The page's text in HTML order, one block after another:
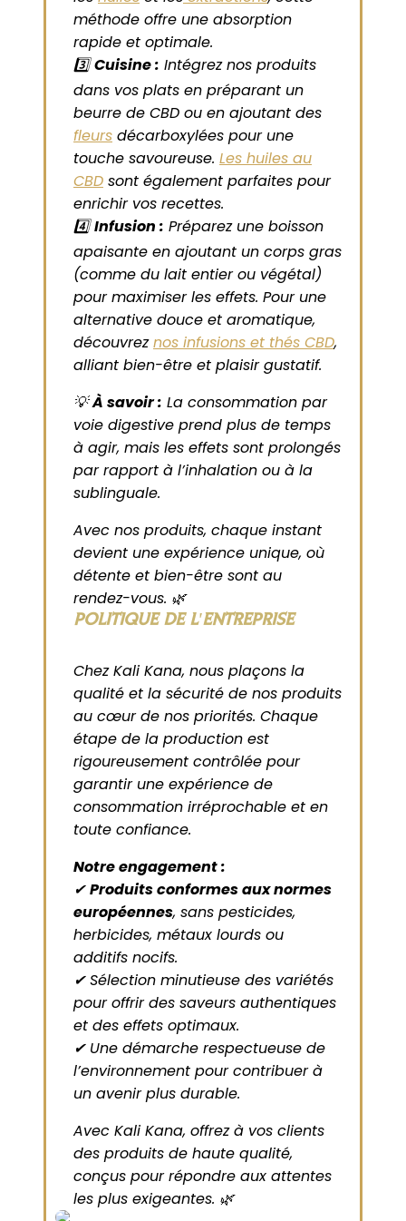
méthode offre une absorption
rapide et optimale.
3️⃣Cuisine : Intégrez nos produits
dans vos plats en préparant un
beurre de CBD ou en ajoutant des
fleurs décarboxylées pour une
touche savoureuse. Les huiles au
CBD sont également parfaites pour
enrichir vos recettes.
4️⃣Infusion : Préparez une boisson
apaisante en ajoutant un corps gras
(comme du lait entier ou végétal)
pour maximiser les effets. Pour une
alternative douce et aromatique,
découvreznos infusions et thés CBD,
alliant bien-être et plaisir gustatif.
💡À savoir : La consommation par
voie digestive prend plus de temps
à agir, mais les effets sont prolongés
par rapport à l’inhalation ou à la
sublinguale.
Avec nos produits, chaque instant
devient une expérience unique, où
détente et bien-être sont au
rendez-vous. 🌿
POLITIQUE DE L'ENTREPRISE
Chez Kali Kana, nous plaçons la
qualité et la sécurité de nos produits
au cœur de nos priorités. Chaque
étape de la production est
rigoureusement contrôlée pour
garantir une expérience de
consommation irréprochable et en
toute confiance.
Notre engagement :
✔Produits conformes aux normes
européennes, sans pesticides,
herbicides, métaux lourds ou
additifs nocifs.
✔ Sélection minutieuse des variétés
pour offrir des saveurs authentiques
et des effets optimaux.
✔ Une démarche respectueuse de
l’environnement pour contribuer à
un avenir plus durable.
Avec Kali Kana, offrez à vos clients
des produits de haute qualité,
conçus pour répondre aux attentes
les plus exigeantes. 🌿